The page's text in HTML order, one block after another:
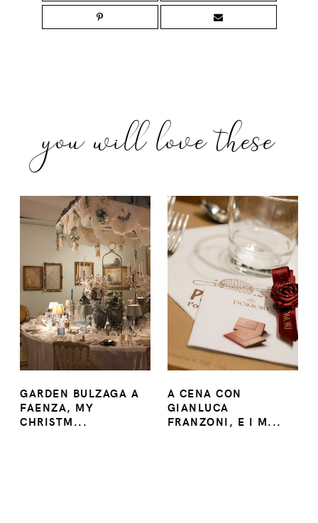
you will love these
GARDEN BULZAGA A
FAENZA, MY
CHRISTM...
A CENA CON
GIANLUCA
FRANZONI, E I M...